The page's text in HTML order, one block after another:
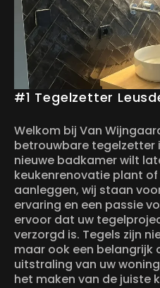
#1 Tegelzetter
Welkom bij Van
betrouwbare tegelzetter
nieuwe badkamer wilt
keukenrenovatie plant
aanleggen, wij staan
ervaring en een passie
ervoor dat uw
verzorgd is. Tegels zijn
maar ook een belangrijk
uitstraling van uw
het maken van de juiste